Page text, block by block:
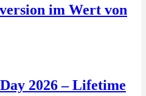
im Wert von
2026 – Lifetime